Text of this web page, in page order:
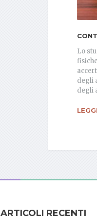
Lo
degli
degli
LEGGI
ARTICOLI RECENTI